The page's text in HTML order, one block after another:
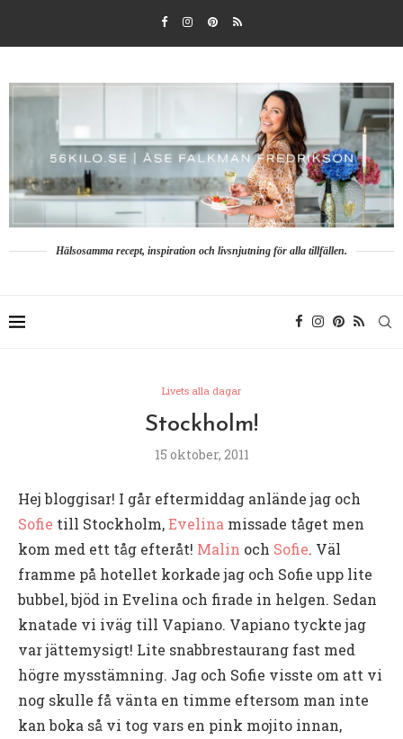
Hälsosamma recept, inspiration och livsnjutning för alla tillfällen.
Livets alla dagar
Stockholm!
15 oktober, 2011
Hej bloggisar! I går eftermiddag anlände jag och
Sofie till Stockholm,Evelina missade tåget men
kom med ett tåg efteråt! Malin och Sofie. Väl
framme på hotellet korkade jag och Sofie upp lite
bubbel, bjöd in Evelina och firade in helgen. Sedan
knatade vi iväg till Vapiano. Vapiano tyckte jag
var jättemysigt! Lite snabbrestaurang fast med
högre mysstämning. Jag och Sofie visste om att vi
nog skulle få vänta en timme eftersom man inte
kan boka så vi tog vars en pink mojito innan,